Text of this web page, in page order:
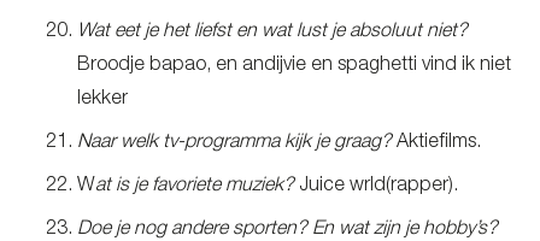
Wat eet je het liefst en wat lust je absoluut niet?
Broodje bapao, en andijvie en spaghetti vind ik niet
lekker
Naar welk tv-programma kijk je graag?Aktiefilms.
Wat is je favoriete muziek?Juice wrld(rapper).
Doe je nog andere sporten? En wat zijn je hobby’s?